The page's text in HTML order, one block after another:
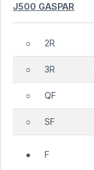
J500 GASPAR
○ 2R
○ 3R
○ QF
○ SF
● F